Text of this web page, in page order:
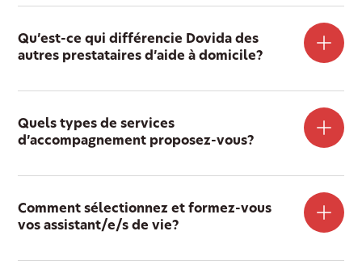
Qu’est-ce qui différencie Dovida des
autres prestataires d’aide à domicile?
Quels types de services
d’accompagnement proposez-vous?
Comment sélectionnez et formez-vous
vos assistant/e/s de vie?